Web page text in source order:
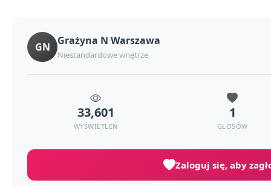
GN Grażyna N Warszawa
Niestandardowe wnętrze
33,601
WYŚWIETLEŃ
1
GŁOSÓW
Zaloguj się, aby